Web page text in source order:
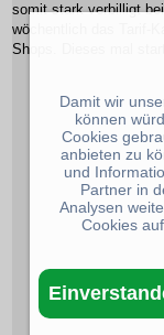
somit stark verbilligt
wöchentlich das Tarif-
Shops. Dieses mal
Damit wir
können
Cookies
anbieten zu
und
Partner in
Analysen
Cookies